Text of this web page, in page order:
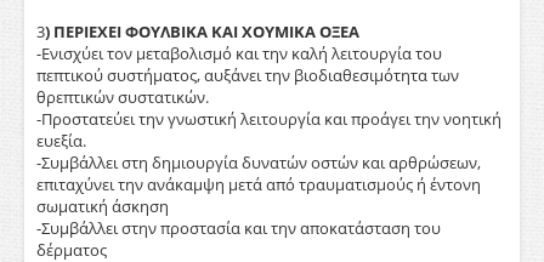
3) ΠΕΡΙΕΧΕΙ ΦΟΥΛΒΙΚΑ ΚΑΙ ΧΟΥΜΙΚΑ ΟΞΕΑ
-Ενισχύει τον μεταβολισμό και την καλή λειτουργία του
πεπτικού συστήματος, αυξάνει την βιοδιαθεσιμότητα των
θρεπτικών συστατικών.
-Προστατεύει την γνωστική λειτουργία και προάγει την νοητική
ευεξία.
-Συμβάλλει στη δημιουργία δυνατών οστών και αρθρώσεων,
επιταχύνει την ανάκαμψη μετά από τραυματισμούς ή έντονη
σωματική άσκηση
-Συμβάλλει στην προστασία και την αποκατάσταση του
δέρματος